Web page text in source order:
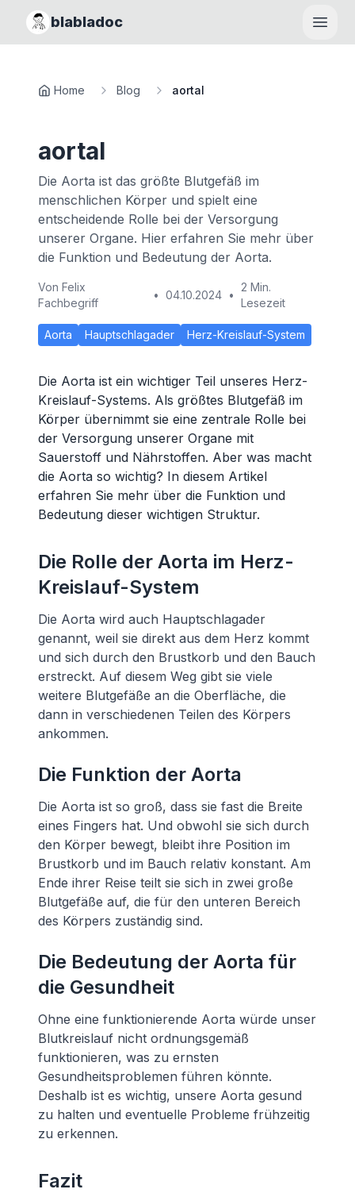
blabladoc
Home Blog aortal
aortal
Die Aorta ist das größte Blutgefäß im
menschlichen Körper und spielt eine
entscheidende Rolle bei der Versorgung
unserer Organe. Hier erfahren Sie mehr über
die Funktion und Bedeutung der Aorta.
Von Felix
Fachbegriff
• 04.10.2024 •
2 Min.
Lesezeit
Aorta Hauptschlagader Herz-Kreislauf-System
Die Aorta ist ein wichtiger Teil unseres Herz-
Kreislauf-Systems. Als größtes Blutgefäß im
Körper übernimmt sie eine zentrale Rolle bei
der Versorgung unserer Organe mit
Sauerstoff und Nährstoffen. Aber was macht
die Aorta so wichtig? In diesem Artikel
erfahren Sie mehr über die Funktion und
Bedeutung dieser wichtigen Struktur.
Die Rolle der Aorta im Herz-
Kreislauf-System
Die Aorta wird auch Hauptschlagader
genannt, weil sie direkt aus dem Herz kommt
und sich durch den Brustkorb und den Bauch
erstreckt. Auf diesem Weg gibt sie viele
weitere Blutgefäße an die Oberfläche, die
dann in verschiedenen Teilen des Körpers
ankommen.
Die Funktion der Aorta
Die Aorta ist so groß, dass sie fast die Breite
eines Fingers hat. Und obwohl sie sich durch
den Körper bewegt, bleibt ihre Position im
Brustkorb und im Bauch relativ konstant. Am
Ende ihrer Reise teilt sie sich in zwei große
Blutgefäße auf, die für den unteren Bereich
des Körpers zuständig sind.
Die Bedeutung der Aorta für
die Gesundheit
Ohne eine funktionierende Aorta würde unser
Blutkreislauf nicht ordnungsgemäß
funktionieren, was zu ernsten
Gesundheitsproblemen führen könnte.
Deshalb ist es wichtig, unsere Aorta gesund
zu halten und eventuelle Probleme frühzeitig
zu erkennen.
Fazit